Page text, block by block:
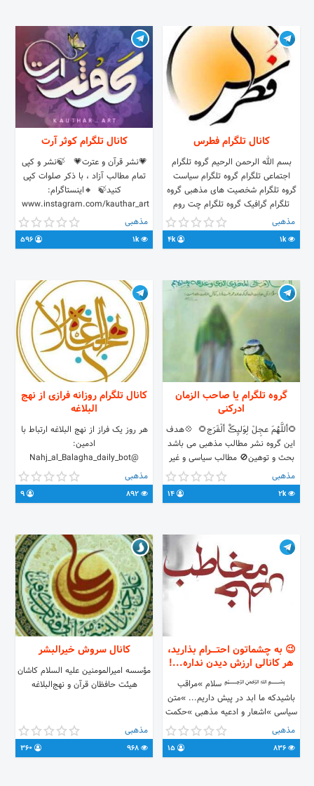
کانال تلگرام فطرس
بسم الله الرحمن الرحیم گروه تلگرام
اجتماعی تلگرام گروه تلگرام سیاست
گروه تلگرام شخصیت های مذهبی گروه
تلگرام گرافیک گروه تلگرام چت روم
گروه تلگرام دین گروه تلگرام دفاع
مقدس گروه تلگرام بسیج گروه تلگرام
نهج البلاغه گروه تلگرام آموزشی
مذهبی
1k
4k
کانال تلگرام کوثر آرت
💗نشر قرآن و عترت💗 ‌ ‌ 🍃نشر و کپی
تمام مطالب آزاد ، با ذکر صلوات کپی
کنید🍃 ‌ 🔸اینستاگرام:
🔹ارتباط با ما: 🆔 @kauthar_admin ‌
مذهبی
1k
گروه تلگرام یا صاحب الزمان
ادرکنی
🌻أللَّھُمَ عـجِـلْ لِوَلیِڪْ ألْفَرَج🌻 ‌ 💠هدف
این گروه نشر مطالب مذهبی می باشد
بحث و توهین🚫 مطالب سیاسی و غیر
اخلاقی🚫 ‌ ‌فوروارد مطالب مذهبی آزاد
✅ ‌ ‌ لینک گروه:👇
https://t.me/joinchat/HuEEHlfhmPCH5fbw1on8uQ
مذهبی
2k
کانال تلگرام روزانه فرازی از نهج
البلاغه
هر روز یک فراز از نهج البلاغه ارتباط با
ادمین:
@Nahj_al_Balagha_daily_bot
مذهبی
😉 به چشماتون احتــــرام بذارید،
هر کانالی ارزش دیدن نداره...!
﷽ سلام »مراقب
باشیدکه ما ابد در پیش داریم... »متن
سیاسی »اشعار و ادعیه مذهبی »حکمت
نهج البلاغه »معرفی شهدا »فرمایشات
رهبری »احادیث »تصاویر و کلیپ های
مذهبی »متن هایی پرمعنا مذهبی و
مذهبی
کانال سروش خیرالبشر
مؤسسه امیرالمومنین علیه السلام کاشان
هیئت حافظان قرآن و نهج‌البلاغه
مذهبی